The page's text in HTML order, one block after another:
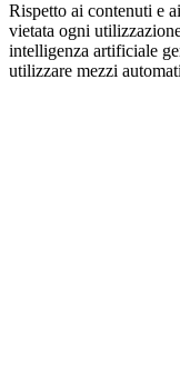
Rispetto ai contenuti e
vietata ogni
intelligenza artificiale
utilizzare mezzi